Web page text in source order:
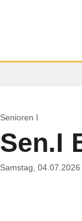
Senioren I
Sen.I
Samstag, 04.07.2026